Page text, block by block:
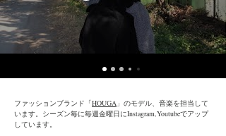
​ファッションブランド「HOUGA 」のモデル、音楽を担当して
います。シーズン毎に毎週金曜日にInstagram,Youtubeでアップ
しています。